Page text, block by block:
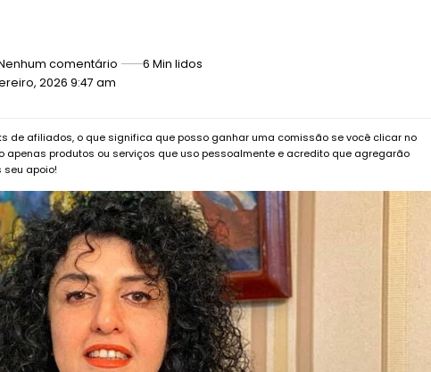
2026 9:47 am
comentário 6 Min lidos
de afiliados, o que significa que posso ganhar uma comissão se você clicar no
apenas produtos ou serviços que uso pessoalmente e acredito que agregarão
seu apoio!